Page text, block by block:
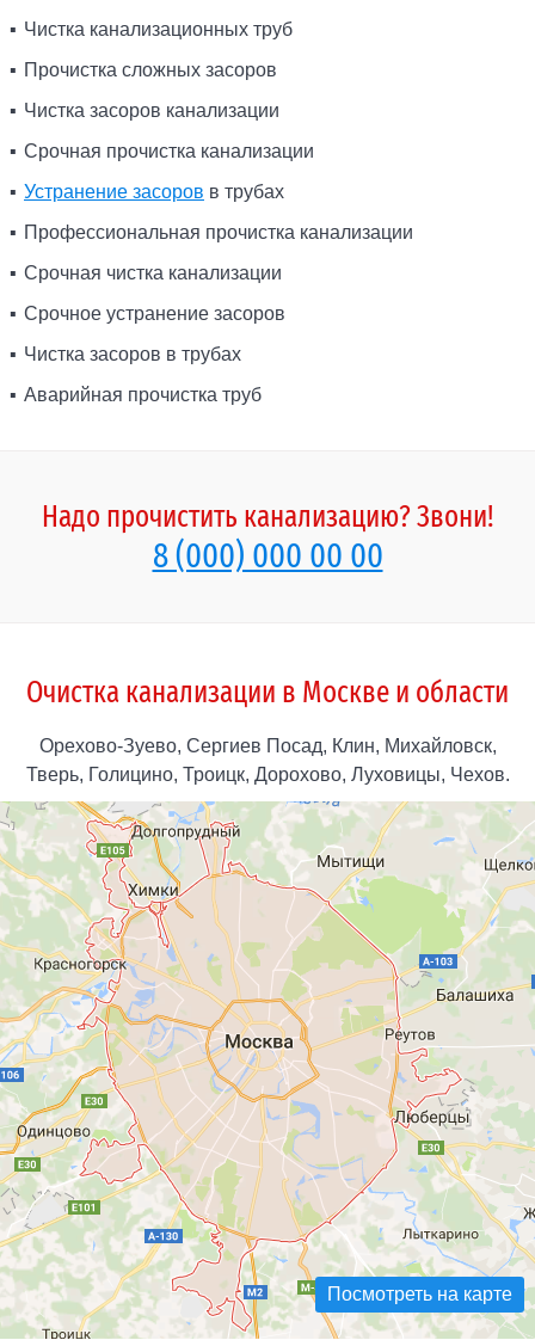
Чистка канализационных труб
Прочистка сложных засоров
Чистка засоров канализации
Срочная прочистка канализации
Устранение засоров в трубах
Профессиональная прочистка канализации
Срочная чистка канализации
Срочное устранение засоров
Чистка засоров в трубах
Аварийная прочистка труб
Надо прочистить канализацию? Звони!
8 (000) 000 00 00
Очистка канализации в Москве и области
Орехово-Зуево, Сергиев Посад, Клин, Михайловск,
Тверь, Голицино, Троицк, Дорохово, Луховицы, Чехов.
Посмотреть на карте